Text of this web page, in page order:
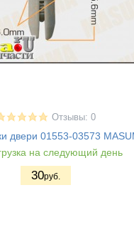
Отзывы: 0
двери 01553-03573
на следующий день
30руб.